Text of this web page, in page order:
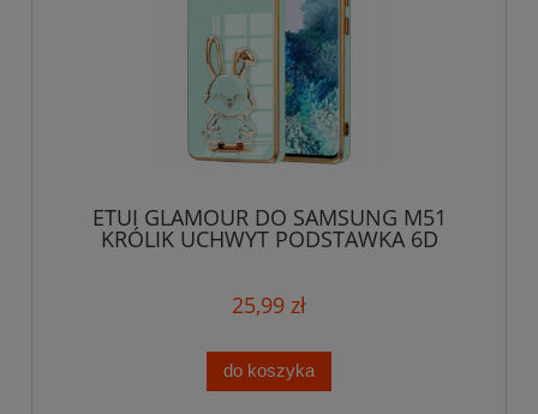
ETUI GLAMOUR DO SAMSUNG M51
KRÓLIK UCHWYT PODSTAWKA 6D
25,99 zł
do koszyka